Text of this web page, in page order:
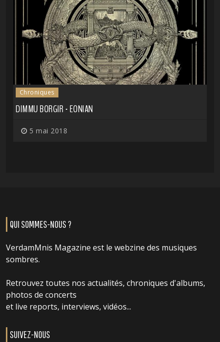
Chroniques
DIMMU BORGIR - EONIAN
5 mai 2018
QUI SOMMES-NOUS ?
VerdamMnis Magazine est le webzine des musiques
sombres.
Retrouvez toutes nos actualités, chroniques d'albums,
photos de concerts
et live reports, interviews, vidéos...
SUIVEZ-NOUS